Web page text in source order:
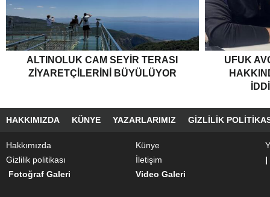
ALTINOLUK CAM SEYIR TERASI
ZIYARETÇILERINI BÜYÜLÜYOR
UFUK
HAKKIMIZDA KÜNYE YAZARLARIMIZ GIZLILIK
Hakkımızda Künye
Gizlilik politikası
İletişim
|
Fotoğraf Galeri
Video Galeri